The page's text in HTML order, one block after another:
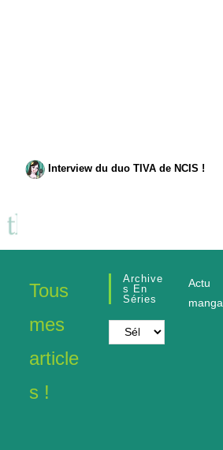
Interview du duo TIVA de NCIS !
Tous
mes
article
s !
Archive
S En
Séries
Archives
en
Actu
manga